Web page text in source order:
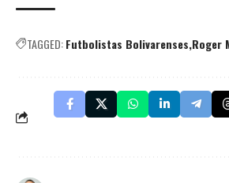
TAGGED:Futbolistas Bolivarenses Roger